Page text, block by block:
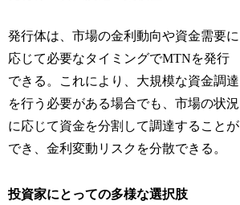
発行体は、市場の金利動向や資金需要に
応じて必要なタイミングでMTNを発行
できる。これにより、大規模な資金調達
を行う必要がある場合でも、市場の状況
に応じて資金を分割して調達することが
でき、金利変動リスクを分散できる。
投資家にとっての多様な選択肢